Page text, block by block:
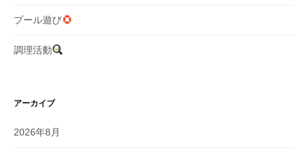
プール遊び
調理活動
アーカイブ
2026年8月